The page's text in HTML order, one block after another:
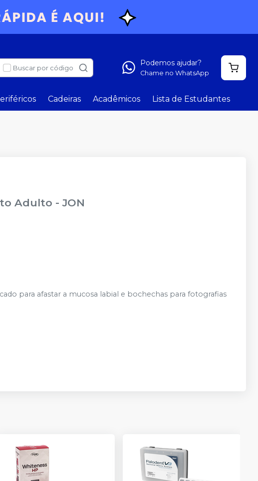
Buscar por código
Podemos ajudar?
Chame no WhatsApp
Cadeiras Acadêmicos Lista de Estudantes
Adulto -JON
para afastar a mucosa labial e bochechas para fotografias